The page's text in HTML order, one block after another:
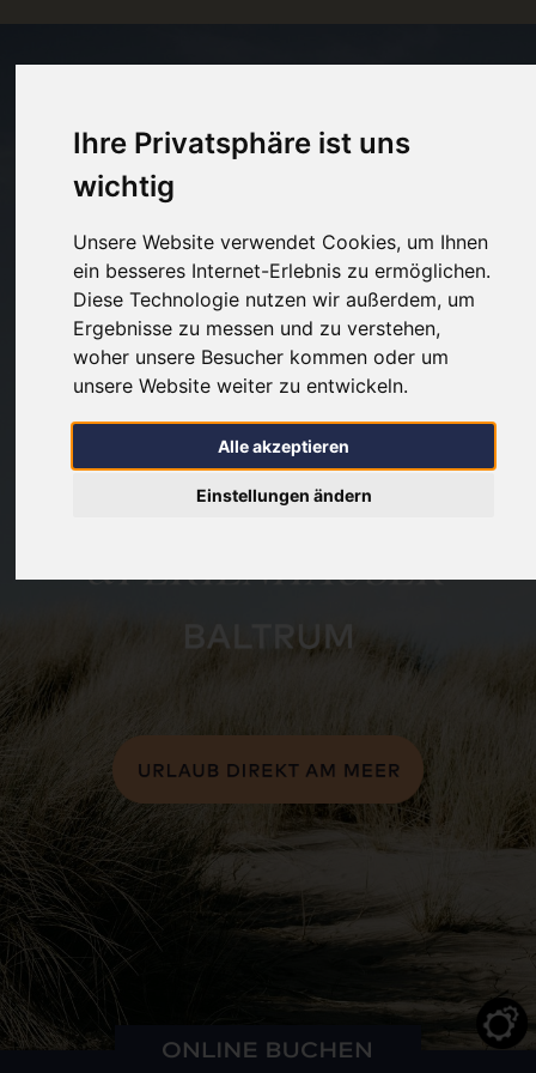
Ihre Privatsphäre ist uns
wichtig
Unsere Website verwendet Cookies, um Ihnen
ein besseres Internet-Erlebnis zu ermöglichen.
Diese Technologie nutzen wir außerdem, um
Ergebnisse zu messen und zu verstehen,
woher unsere Besucher kommen oder um
unsere Website weiter zu entwickeln.
Alle akzeptieren
Einstellungen ändern